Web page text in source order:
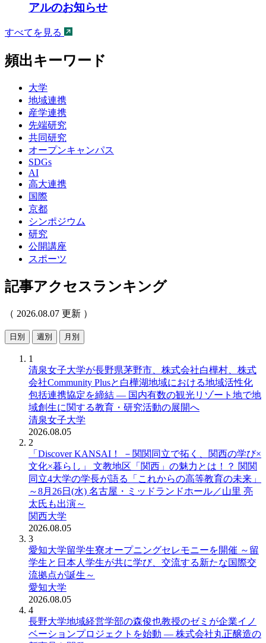
アルのお知らせ
すべてを見る
頻出キーワード
大学
地域連携
産学連携
先端研究
共同研究
オープンキャンパス
SDGs
AI
高大連携
国際
京都
シンポジウム
研究
公開講座
スポーツ
記事アクセスランキング
（ 2026.08.07 更新 ）
日別 週別 月別
1
清泉女子大学が長野県茅野市、株式会社白樺村、株式
会社Community Plusと白樺湖地域における地域活性化
包括連携協定を締結 ― 国内有数の観光リゾート地で地
域創生に関する教育・研究活動の展開へ
清泉女子大学
2026.08.05
2
「Discover KANSAI！ －関関同立で拓く、関西の学び×
文化×暮らし」 文教地区「関西」の魅力とは！？ 関関
同立4大学の学長が語る「これからの高等教育の未来」
～8月26日(水) 名古屋・ミッドランドホール／山里 亮
太氏も出演～
関西大学
2026.08.05
3
愛知大学留学生寮オープニングセレモニーを開催 ～留
学生と日本人学生が共に学び、交流する新たな国際交
流拠点が誕生～
愛知大学
2026.08.05
4
長野大学地域経営学部の森俊也教授のゼミが企業イノ
ベーションプロジェクトを始動 ― 株式会社丸正醸造の